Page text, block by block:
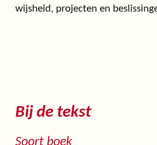
wijsheid, projecten en
Bij de tekst
Soort boek